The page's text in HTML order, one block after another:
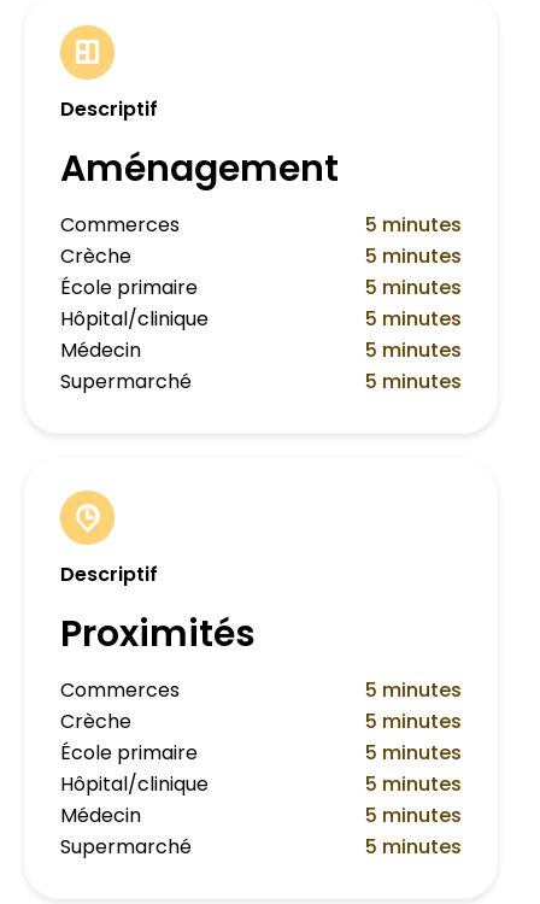
Descriptif
Aménagement
Commerces
5 minutes
Crèche
5 minutes
École primaire
5 minutes
Hôpital/clinique
5 minutes
Médecin
5 minutes
Supermarché
5 minutes
Descriptif
Proximités
Commerces
5 minutes
Crèche
5 minutes
École primaire
5 minutes
Hôpital/clinique
5 minutes
Médecin
5 minutes
Supermarché
5 minutes